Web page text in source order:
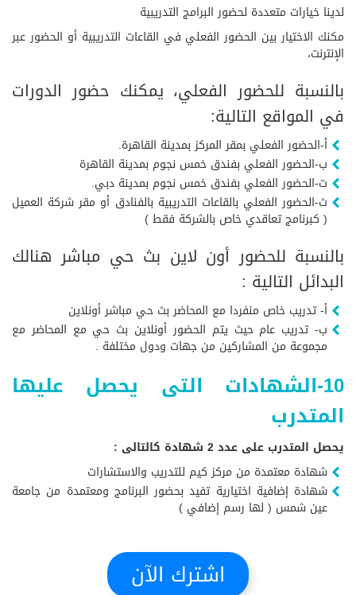
لدينا خيارات متعددة لحضور البرامج التدريبية
مكنك الاختيار بين الحضور الفعلي في القاعات التدريبية أو الحضور عبر
الإنترنت،
بالنسبة للحضور الفعلي، يمكنك حضور الدورات
في المواقع التالية:
أ-الحضور الفعلي بمقر المركز بمدينة القاهرة.
ب-الحضور الفعلي بفندق خمس نجوم بمدينة القاهرة
ت-الحضور الفعلي بفندق خمس نجوم بمدينة دبي.
ث-الحضور الفعلي بالقاعات التدريبية بالفنادق أو مقر شركة العميل
( كبرنامج تعاقدي خاص بالشركة فقط )
بالنسبة للحضور أون لاين بث حي مباشر هنالك
البدائل التالية :
أ- تدريب خاص منفردا مع المحاضر بث حي مباشر أونلاين
ب- تدريب عام حيث يتم الحضور أونلاين بث حي مع المحاضر مع
مجموعة من المشاركين من جهات ودول مختلفة .
10-الشهادات التى يحصل عليها
المتدرب
يحصل المتدرب على عدد 2 شهادة كالتالى :
شهادة معتمدة من مركز كيم للتدريب والاستشارات
شهادة إضافية اختيارية تفيد بحضور البرنامج ومعتمدة من جامعة
عين شمس ( لها رسم إضافي )
اشترك الآن